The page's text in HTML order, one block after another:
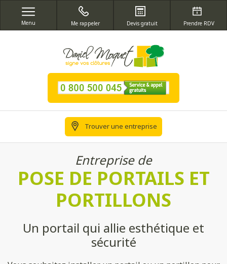
Menu Me rappeler Devis gratuit Prendre RDV
Trouver une entreprise
Entreprise de
POSE DE PORTAILS ET
PORTILLONS
Un portail qui allie esthétique et
sécurité